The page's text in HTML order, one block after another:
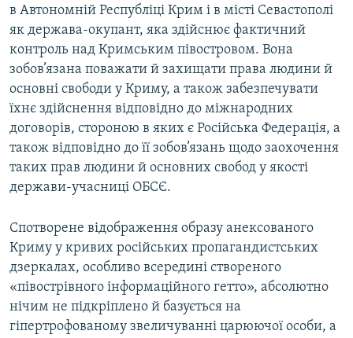
в Автономній Республіці Крим і в місті Севастополі
як держава-окупант, яка здійснює фактичний
контроль над Кримським півостровом. Вона
зобов’язана поважати й захищати права людини й
основні свободи у Криму, а також забезпечувати
їхнє здійснення відповідно до міжнародних
договорів, стороною в яких є Російська Федерація, а
також відповідно до її зобов’язань щодо заохочення
таких прав людини й основних свобод у якості
держави-учасниці ОБСЄ.
Спотворене відображення образу анексованого
Криму у кривих російських пропагандистських
дзеркалах, особливо всередині створеного
«півострівного інформаційного гетто», абсолютно
нічим не підкріплено й базується на
гіпертрофованому звеличуванні царюючої особи, а